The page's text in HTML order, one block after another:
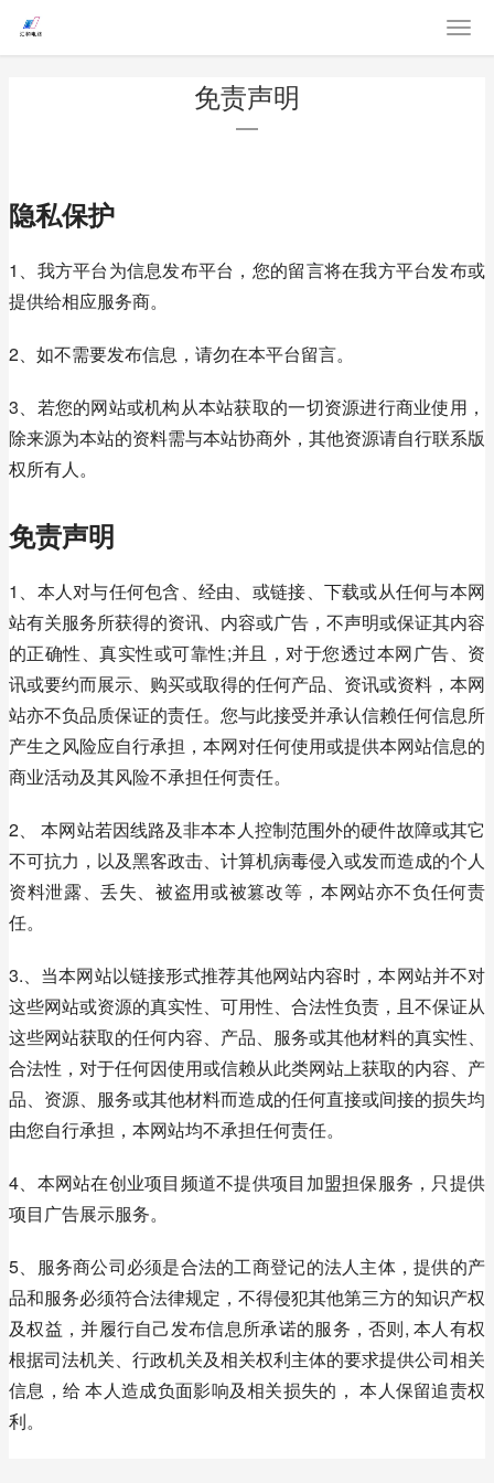
免责声明
隐私保护
1、我方平台为信息发布平台，您的留言将在我方平台发布或
提供给相应服务商。
2、如不需要发布信息，请勿在本平台留言。
3、若您的网站或机构从本站获取的一切资源进行商业使用，
除来源为本站的资料需与本站协商外，其他资源请自行联系版
权所有人。
免责声明
1、本人对与任何包含、经由、或链接、下载或从任何与本网
站有关服务所获得的资讯、内容或广告，不声明或保证其内容
的正确性、真实性或可靠性;并且，对于您透过本网广告、资
讯或要约而展示、购买或取得的任何产品、资讯或资料，本网
站亦不负品质保证的责任。您与此接受并承认信赖任何信息所
产生之风险应自行承担，本网对任何使用或提供本网站信息的
商业活动及其风险不承担任何责任。
2、 本网站若因线路及非本本人控制范围外的硬件故障或其它
不可抗力，以及黑客政击、计算机病毒侵入或发而造成的个人
资料泄露、丢失、被盗用或被篡改等，本网站亦不负任何责
任。
3.、当本网站以链接形式推荐其他网站内容时，本网站并不对
这些网站或资源的真实性、可用性、合法性负责，且不保证从
这些网站获取的任何内容、产品、服务或其他材料的真实性、
合法性，对于任何因使用或信赖从此类网站上获取的内容、产
品、资源、服务或其他材料而造成的任何直接或间接的损失均
由您自行承担，本网站均不承担任何责任。
4、本网站在创业项目频道不提供项目加盟担保服务，只提供
项目广告展示服务。
5、服务商公司必须是合法的工商登记的法人主体，提供的产
品和服务必须符合法律规定，不得侵犯其他第三方的知识产权
及权益，并履行自己发布信息所承诺的服务，否则, 本人有权
根据司法机关、行政机关及相关权利主体的要求提供公司相关
信息，给 本人造成负面影响及相关损失的， 本人保留追责权
利。